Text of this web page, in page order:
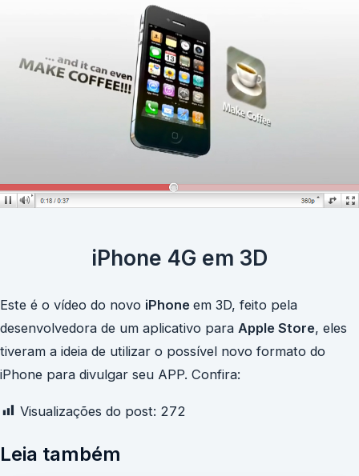
iPhone 4G em 3D
Este é o vídeo do novo iPhone em 3D, feito pela
desenvolvedora de um aplicativo para Apple Store, eles
tiveram a ideia de utilizar o possível novo formato do
iPhone para divulgar seu APP. Confira:
Visualizações do post: 272
Leia também